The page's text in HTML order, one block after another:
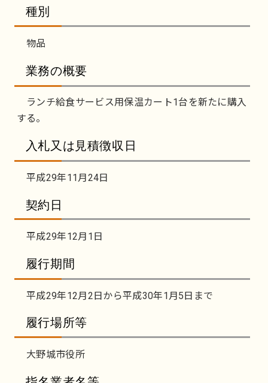
種別
物品
業務の概要
ランチ給食サービス用保温カート1台を新たに購入
する。
入札又は見積徴収日
平成29年11月24日
契約日
平成29年12月1日
履行期間
平成29年12月2日から平成30年1月5日まで
履行場所等
大野城市役所